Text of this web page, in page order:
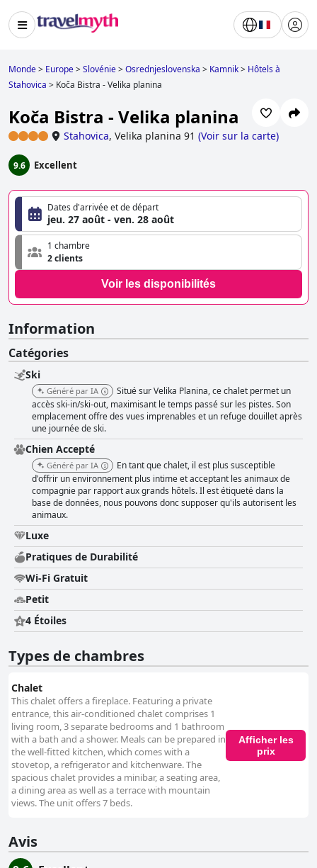
Monde> Europe>Slovénie>Osrednjeslovenska > Kamnik> Hôtels à
Stahovica > Koča Bistra - Velika planina
Koča Bistra - Velika planina
Stahovica, Velika planina 91 (Voir sur la carte)
9.6 Excellent
Dates d'arrivée et de départ
jeu. 27 août - ven. 28 août
1 chambre
2 clients
Voir les disponibilités
Information
Catégories
Ski
Généré par IA
Situé sur Velika Planina, ce chalet permet un
accès ski-in/ski-out, maximisant le temps passé sur les pistes. Son
emplacement offre des vues imprenables et un refuge douillet après
une journée de ski.
Chien Accepté
Généré par IA
En tant que chalet, il est plus susceptible
d'offrir un environnement plus intime et acceptant les animaux de
compagnie par rapport aux grands hôtels. Il est étiqueté dans la
base de données, nous pouvons donc supposer qu'ils autorisent les
animaux.
Luxe
Pratiques de Durabilité
Wi-Fi Gratuit
Petit
4 Étoiles
Types de chambres
Chalet
This chalet offers a fireplace. Featuring a private
entrance, this air-conditioned chalet comprises 1
living room, 3 separate bedrooms and 1 bathroom
with a bath and a shower. Meals can be prepared in
the well-fitted kitchen, which comes with a
stovetop, a refrigerator and kitchenware. The
spacious chalet provides a minibar, a seating area,
a dining area as well as a terrace with mountain
views. The unit offers 7 beds.
Afficher les
prix
Avis